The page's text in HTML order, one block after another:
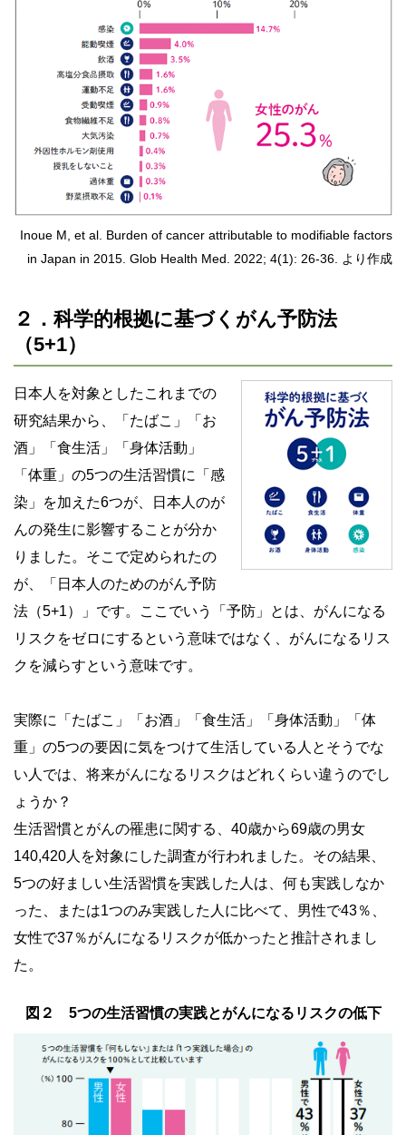
Inoue M, et al. Burden of cancer attributable to modifiable factors
in Japan in 2015. Glob Health Med. 2022; 4(1): 26-36. より作成
２．科学的根拠に基づくがん予防法
（5+1）
日本人を対象としたこれまでの
研究結果から、「たばこ」「お
酒」「食生活」「身体活動」
「体重」の5つの生活習慣に「感
染」を加えた6つが、日本人のが
んの発生に影響することが分か
りました。そこで定められたの
が、「日本人のためのがん予防
法（5+1）」です。ここでいう「予防」とは、がんになる
リスクをゼロにするという意味ではなく、がんになるリス
クを減らすという意味です。
実際に「たばこ」「お酒」「食生活」「身体活動」「体
重」の5つの要因に気をつけて生活している人とそうでな
い人では、将来がんになるリスクはどれくらい違うのでし
ょうか？
生活習慣とがんの罹患に関する、40歳から69歳の男女
140,420人を対象にした調査が行われました。その結果、
5つの好ましい生活習慣を実践した人は、何も実践しなか
った、または1つのみ実践した人に比べて、男性で43％、
女性で37％がんになるリスクが低かったと推計されまし
た。
図２ 5つの生活習慣の実践とがんになるリスクの低下